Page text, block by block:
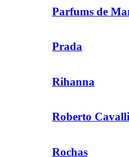
Parfums de
Prada
Rihanna
Roberto Cavalli
Rochas